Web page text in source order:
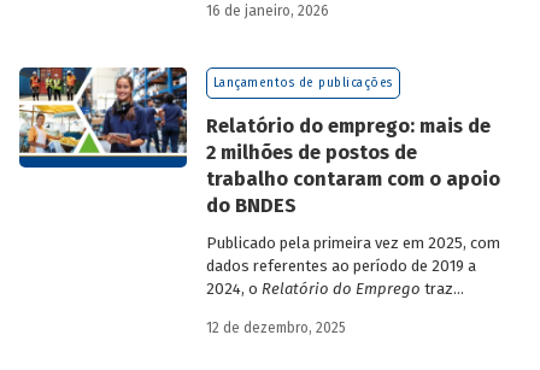
analisa a estratégia de diversificação das
diante dos atuais desafios de
sustentabilidade social, ambiental e
16 de janeiro, 2026
Lançamentos de publicações
Relatório do emprego: mais de
2 milhões de postos de
trabalho contaram com o apoio
do BNDES
Publicado pela primeira vez em 2025, com
dados referentes ao período de 2019 a
2024, o Relatório do Emprego traz
atuação do Banco sobre o mercado de
12 de dezembro, 2025